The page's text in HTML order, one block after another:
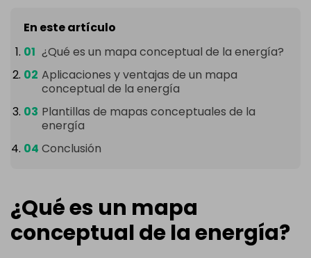
En este artículo
¿Qué es un mapa conceptual de la energía?
Aplicaciones y ventajas de un mapa
conceptual de la energía
Plantillas de mapas conceptuales de la
energía
Conclusión
¿Qué es un mapa
conceptual de la energía?